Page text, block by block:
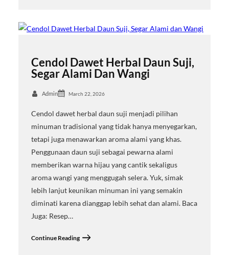
Cendol Dawet Herbal Daun Suji,
Segar Alami Dan Wangi
Admin March 22, 2026
Cendol dawet herbal daun suji menjadi pilihan
minuman tradisional yang tidak hanya menyegarkan,
tetapi juga menawarkan aroma alami yang khas.
Penggunaan daun suji sebagai pewarna alami
memberikan warna hijau yang cantik sekaligus
aroma wangi yang menggugah selera. Yuk, simak
lebih lanjut keunikan minuman ini yang semakin
diminati karena dianggap lebih sehat dan alami. Baca
Juga: Resep…
Continue Reading